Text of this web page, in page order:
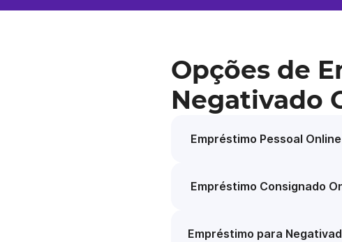
Opções de
Negativado
Empréstimo Pessoal Online
Empréstimo Consignado
Empréstimo para